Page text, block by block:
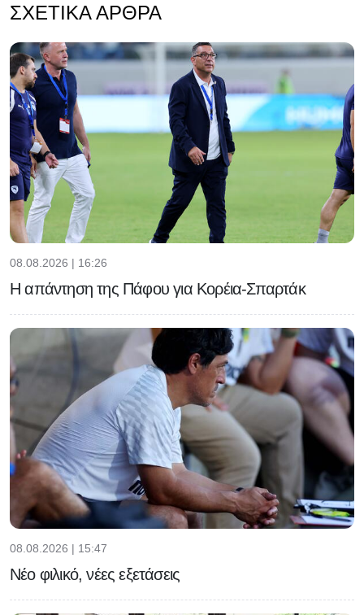
ΣΧΕΤΙΚΆ ΆΡΘΡΑ
08.08.2026 | 16:26
Η απάντηση της Πάφου για Κορέια-Σπαρτάκ
08.08.2026 | 15:47
Νέο φιλικό, νέες εξετάσεις